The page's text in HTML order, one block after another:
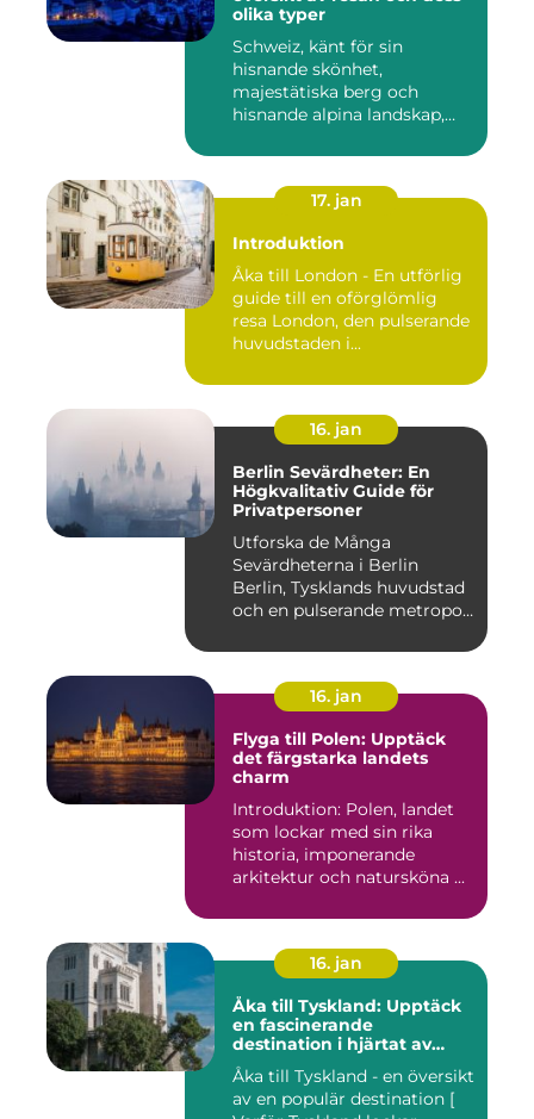
olika typer
Schweiz, känt för sin
hisnande skönhet,
majestätiska berg och
hisnande alpina landskap,
17. jan
Introduktion
Åka till London - En utförlig
guide till en oförglömlig
resa London, den pulserande
huvudstaden i...
16. jan
Berlin Sevärdheter: En
Högkvalitativ Guide för
Privatpersoner
Utforska de Många
Sevärdheterna i Berlin
Berlin, Tysklands huvudstad
och en pulserande metropol,
16. jan
Flyga till Polen: Upptäck
det färgstarka landets
charm
Introduktion: Polen, landet
som lockar med sin rika
historia, imponerande
arkitektur och natursköna ...
16. jan
Åka till Tyskland: Upptäck
en fascinerande
destination i hjärtat av
Europa
Åka till Tyskland - en översikt
av en populär destination [